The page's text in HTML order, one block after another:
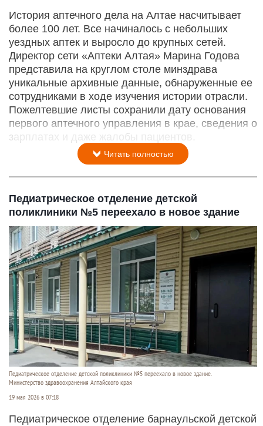
История аптечного дела на Алтае насчитывает
более 100 лет. Все начиналось с небольших
уездных аптек и выросло до крупных сетей.
Директор сети «Аптеки Алтая» Марина Годова
представила на круглом столе минздрава
уникальные архивные данные, обнаруженные ее
сотрудниками в ходе изучения истории отрасли.
Пожелтевшие листы сохранили дату основания
первого аптечного управления в крае, сведения о
зарплатах и даже жалобы пациентов.
Читать полностью
Педиатрическое отделение детской
поликлиники №5 переехало в новое здание
Педиатрическое отделение детской поликлиники №5 переехало в новое здание.
Министерство здравоохранения Алтайского края
19 мая 2026 в 07:18
Педиатрическое отделение барнаульской детской